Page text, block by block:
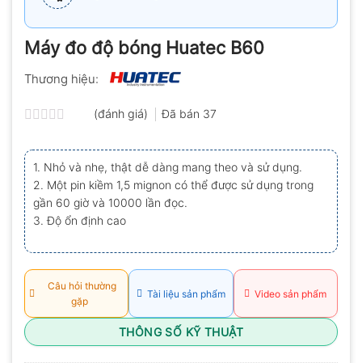
Máy đo độ bóng Huatec B60
Thương hiệu:
xếp
hạng
0.0
5
sao
(đánh giá) Đã bán 37
1. Nhỏ và nhẹ, thật dễ dàng mang theo và sử dụng.
2. Một pin kiềm 1,5 mignon có thể được sử dụng trong
gần 60 giờ và 10000 lần đọc.
3. Độ ổn định cao
Câu hỏi thường
gặp
Tài liệu sản phẩm Video sản phẩm
THÔNG SỐ KỸ THUẬT